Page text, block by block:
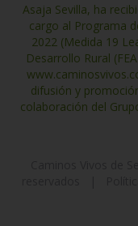
Asaja Sevilla, ha
cargo al Programa
2022 (Medida 19
Desarrollo Rural
difusión y
colaboración del